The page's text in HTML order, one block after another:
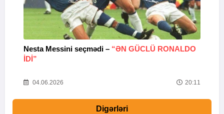
Nesta Messini seçmədi – “ƏN GÜCLÜ RONALDO
IDI”
04.06.2026 20:11
Digərləri